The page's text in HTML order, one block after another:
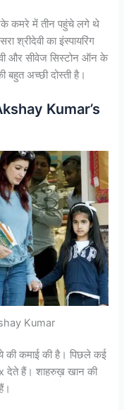
कमरे में तीन पहुंचे लगे थे
श्रीदेवी का इंस्पायरिंग
और सीवेज सिस्टोन ऑन के
अच्छी दोस्ती है।
Kumar’s
Kumar
कमाई की है। पिछले कई
देते हैं। शाहरुख़ खान की